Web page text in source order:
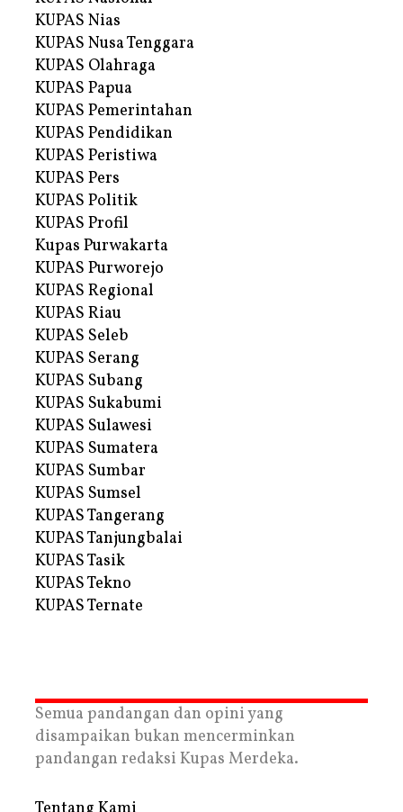
KUPAS Nias
KUPAS Nusa Tenggara
KUPAS Olahraga
KUPAS Papua
KUPAS Pemerintahan
KUPAS Pendidikan
KUPAS Peristiwa
KUPAS Pers
KUPAS Politik
KUPAS Profil
Kupas Purwakarta
KUPAS Purworejo
KUPAS Regional
KUPAS Riau
KUPAS Seleb
KUPAS Serang
KUPAS Subang
KUPAS Sukabumi
KUPAS Sulawesi
KUPAS Sumatera
KUPAS Sumbar
KUPAS Sumsel
KUPAS Tangerang
KUPAS Tanjungbalai
KUPAS Tasik
KUPAS Tekno
KUPAS Ternate
Semua pandangan dan opini yang
disampaikan bukan mencerminkan
pandangan redaksi Kupas Merdeka.